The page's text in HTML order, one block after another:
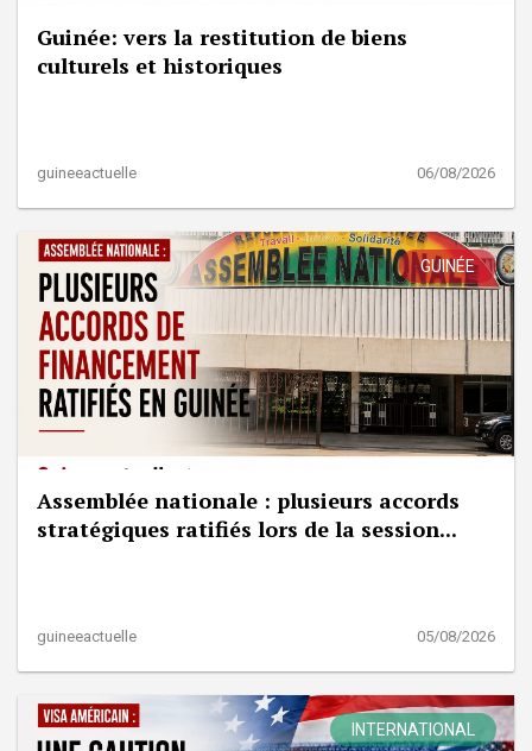
Guinée: vers la restitution de biens
culturels et historiques
guineeactuelle 06/08/2026
GUINÉE
Assemblée nationale : plusieurs accords
stratégiques ratifiés lors de la session...
guineeactuelle 05/08/2026
INTERNATIONAL